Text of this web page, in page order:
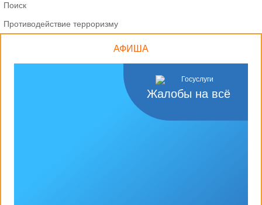
Поиск
Противодействие терроризму
АФИША
Жалобы на всё